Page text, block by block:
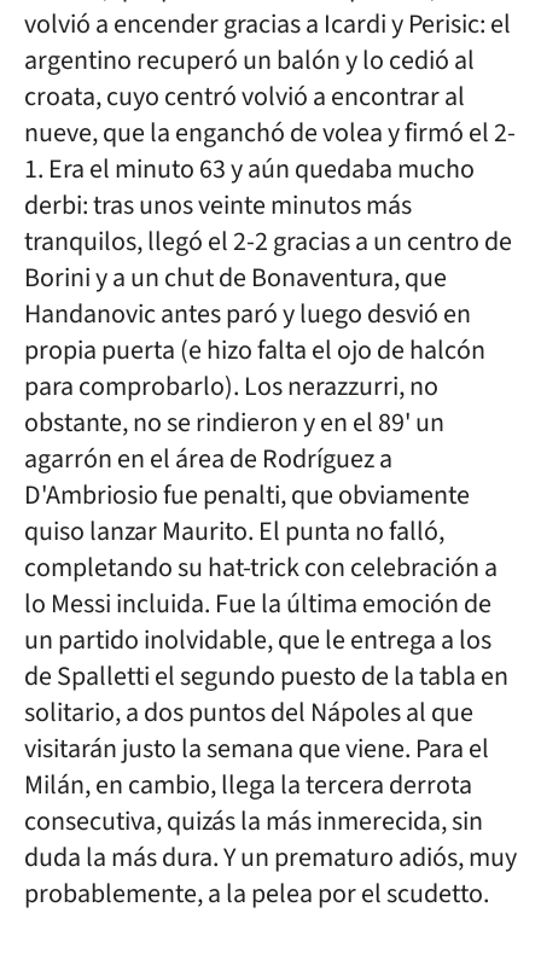
volvió a encender gracias a Icardi y Perisic: el
argentino recuperó un balón y lo cedió al
croata, cuyo centró volvió a encontrar al
nueve, que la enganchó de volea y firmó el 2-
1. Era el minuto 63 y aún quedaba mucho
derbi: tras unos veinte minutos más
tranquilos, llegó el 2-2 gracias a un centro de
Borini y a un chut de Bonaventura, que
Handanovic antes paró y luego desvió en
propia puerta (e hizo falta el ojo de halcón
para comprobarlo). Los nerazzurri, no
obstante, no se rindieron y en el 89' un
agarrón en el área de Rodríguez a
D'Ambriosio fue penalti, que obviamente
quiso lanzar Maurito. El punta no falló,
completando su hat-trick con celebración a
lo Messi incluida. Fue la última emoción de
un partido inolvidable, que le entrega a los
de Spalletti el segundo puesto de la tabla en
solitario, a dos puntos del Nápoles al que
visitarán justo la semana que viene. Para el
Milán, en cambio, llega la tercera derrota
consecutiva, quizás la más inmerecida, sin
duda la más dura. Y un prematuro adiós, muy
probablemente, a la pelea por el scudetto.